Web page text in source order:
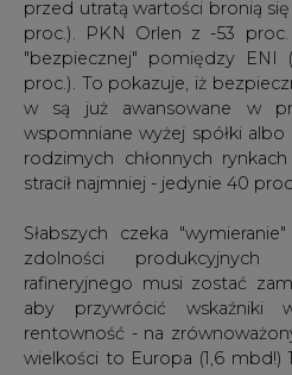
w są już awansowane w
wspomniane wyżej spółki albo
rodzimych chłonnych
stracił najmniej - jedynie 40
Słabszych czeka
zdolności produkcyjnych
rafineryjnego musi zostać
rentowność - na
wielkości to Europa (1,6 mbd!)
mbd na Amerykę
optymistyczny - słabszy od
oznaczałby jeszcze więcej
początku 2020 r. około